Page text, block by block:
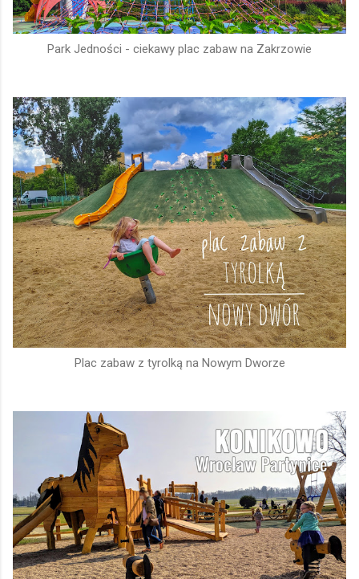
Park Jedności - ciekawy plac zabaw na Zakrzowie
Plac zabaw z tyrolką na Nowym Dworze